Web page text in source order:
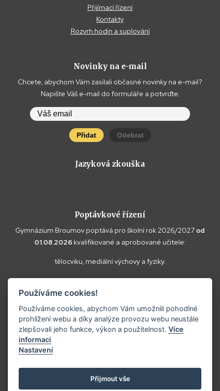
Přijímací řízení
Kontakty
Rozvrh hodin a suplování
Novinky na e-mail
Chcete, abychom Vám zasílali občasné novinky na e-mail?
Napište Váš e-mail do formuláře a potvrďte.
Přidat Odebrat
Jazyková zkouška
Poptávkové řízení
Gymnázium Broumov poptává pro školní rok 2026/2027 od
01.08.2026 kvalifikované a aprobované učitele:
tělocviku, mediální výchovy a fyziky.
Vaše doplňující dotazy k poptávce a případné nabídky zasílejte
prosím nareditel@gybroumov.cz
Tvorba webových stránek:
Copyright ©2025
Používáme cookies!
Používáme cookies, abychom Vám umožnili pohodlné
prohlížení webu a díky analýze provozu webu neustále
zlepšovali jeho funkce, výkon a použitelnost.Více
informací
Nastavení
Přijmout vše